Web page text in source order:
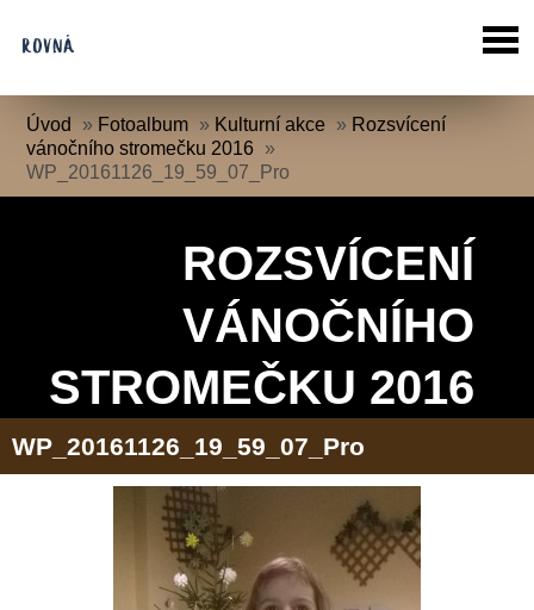
Úvod » Fotoalbum » Kulturní akce » Rozsvícení
vánočního stromečku 2016 »
WP_20161126_19_59_07_Pro
ROZSVÍCENÍ
VÁNOČNÍHO
STROMEČKU 2016
WP_20161126_19_59_07_Pro